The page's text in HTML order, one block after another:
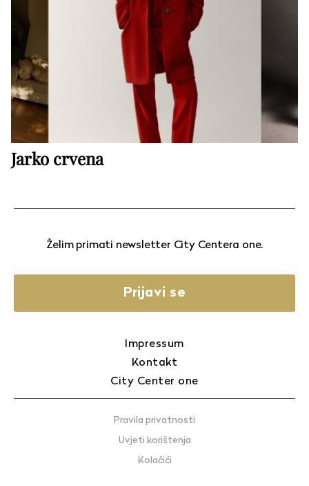
Jarko crvena
Želim primati newsletter City Centera one.
Prijavi se
Impressum
Kontakt
City Center one
Pravila privatnosti
Uvjeti korištenja
Kolačići